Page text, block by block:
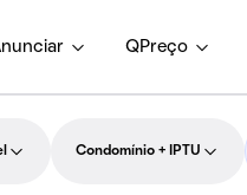
QPreço
Condomínio + IPTU